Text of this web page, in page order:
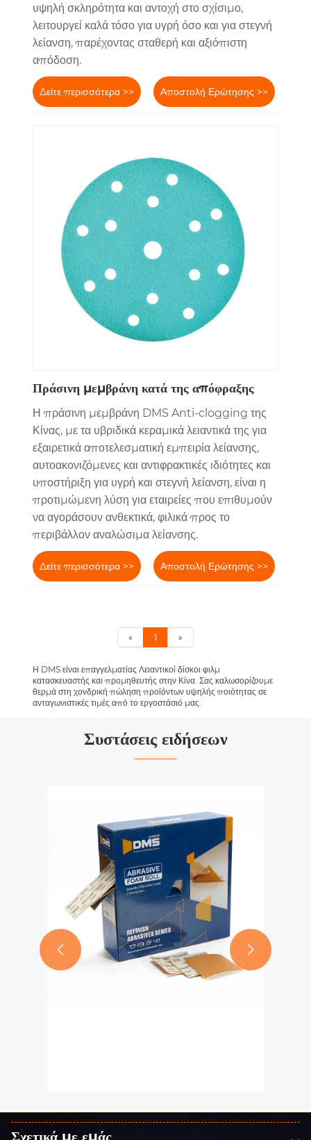
υψηλή σκληρότητα και αντοχή στο σχίσιμο,
λειτουργεί καλά τόσο για υγρή όσο και για στεγνή
λείανση, παρέχοντας σταθερή και αξιόπιστη
απόδοση.
Δείτε περισσότερα >> Αποστολή Ερώτησης >>
Πράσινη μεμβράνη κατά της απόφραξης
Η πράσινη μεμβράνη DMS Anti-clogging της
Κίνας, με τα υβριδικά κεραμικά λειαντικά της για
εξαιρετικά αποτελεσματική εμπειρία λείανσης,
αυτοακονιζόμενες και αντιφρακτικές ιδιότητες και
υποστήριξη για υγρή και στεγνή λείανση, είναι η
προτιμώμενη λύση για εταιρείες που επιθυμούν
να αγοράσουν ανθεκτικά, φιλικά προς το
περιβάλλον αναλώσιμα λείανσης.
Δείτε περισσότερα >> Αποστολή Ερώτησης >>
« 1 »
Η DMS είναι επαγγελματίας Λειαντικοί δίσκοι φιλμ
κατασκευαστής και προμηθευτής στην Κίνα. Σας καλωσορίζουμε
θερμά στη χονδρική πώληση προϊόντων υψηλής ποιότητας σε
ανταγωνιστικές τιμές από το εργοστάσιό μας.
Συστάσεις ειδήσεων
 